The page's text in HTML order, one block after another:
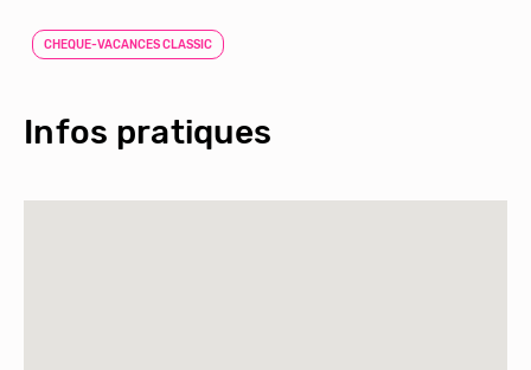
CHEQUE-VACANCES CLASSIC
Infos pratiques